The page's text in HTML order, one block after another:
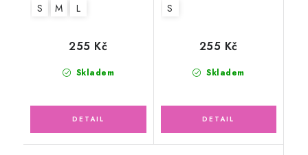
S M L
Skladem
255 Kč
S
Skladem
255 Kč